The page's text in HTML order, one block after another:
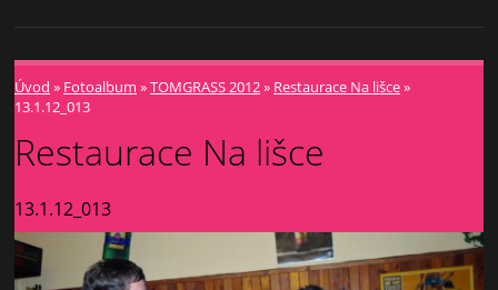
Úvod » Fotoalbum »TOMGRASS 2012» Restaurace Na lišce»
13.1.12_013
Restaurace Na lišce
13.1.12_013